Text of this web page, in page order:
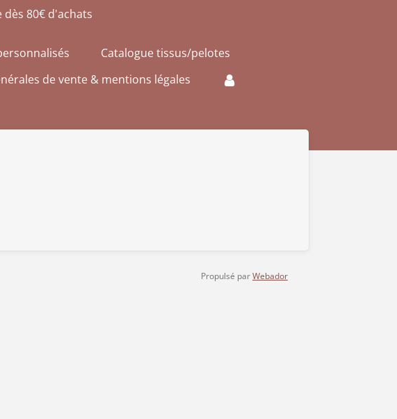
80€ d'achats
Catalogue tissus/pelotes
de vente & mentions légales
Propulsé par Webador